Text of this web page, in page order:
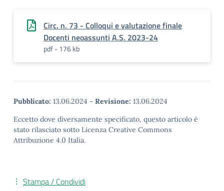
Circ. n. 73 - Colloqui e valutazione finale
Docenti neoassunti A.S. 2023-24
pdf - 176 kb
Pubblicato: 13.06.2024 - Revisione: 13.06.2024
Eccetto dove diversamente specificato, questo articolo è
stato rilasciato sotto Licenza Creative Commons
Attribuzione 4.0 Italia.
Stampa / Condividi